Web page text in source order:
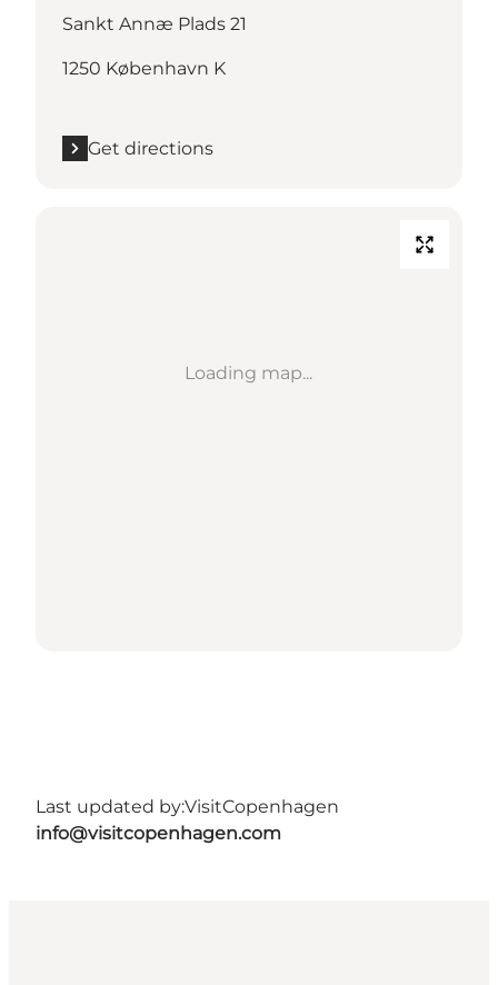
Sankt Annæ Plads 21
1250 København K
Get directions
Loading map...
Last updated by:VisitCopenhagen
info@visitcopenhagen.com